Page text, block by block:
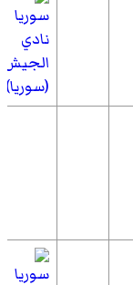
نادي
الجيش
(سوريا)